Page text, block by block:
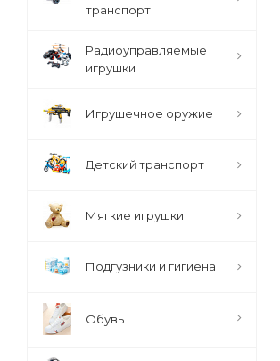
транспорт
Радиоуправляемые
игрушки
Игрушечное оружие
Детский транспорт
Мягкие игрушки
Подгузники и гигиена
Обувь